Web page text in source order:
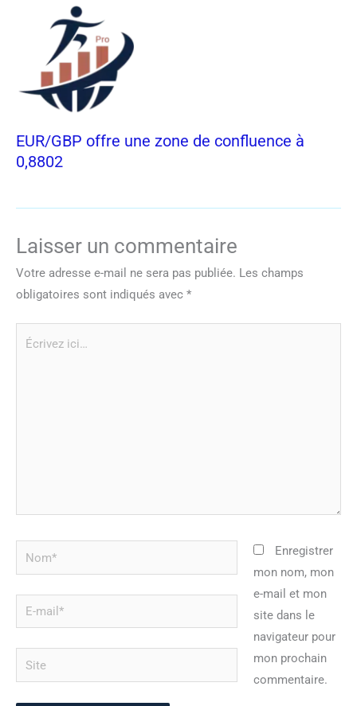
EUR/GBP offre une zone de confluence à
0,8802
Laisser un commentaire
Votre adresse e-mail ne sera pas publiée. Les champs
obligatoires sont indiqués avec *
Nom*
mail*
Site
Enregistrer
mon nom, mon
e-mail et mon
site dans le
navigateur pour
mon prochain
commentaire.